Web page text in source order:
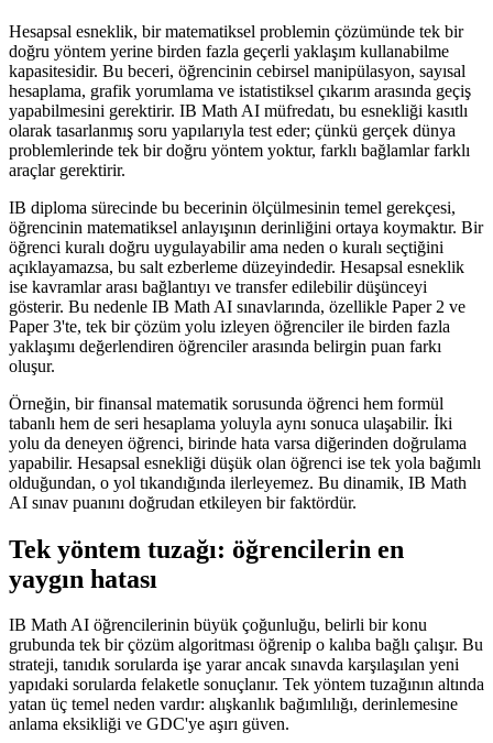
Hesapsal esneklik, bir matematiksel problemin çözümünde tek bir
doğru yöntem yerine birden fazla geçerli yaklaşım kullanabilme
kapasitesidir. Bu beceri, öğrencinin cebirsel manipülasyon, sayısal
hesaplama, grafik yorumlama ve istatistiksel çıkarım arasında geçiş
yapabilmesini gerektirir. IB Math AI müfredatı, bu esnekliği kasıtlı
olarak tasarlanmış soru yapılarıyla test eder; çünkü gerçek dünya
problemlerinde tek bir doğru yöntem yoktur, farklı bağlamlar farklı
araçlar gerektirir.
IB diploma sürecinde bu becerinin ölçülmesinin temel gerekçesi,
öğrencinin matematiksel anlayışının derinliğini ortaya koymaktır. Bir
öğrenci kuralı doğru uygulayabilir ama neden o kuralı seçtiğini
açıklayamazsa, bu salt ezberleme düzeyindedir. Hesapsal esneklik
ise kavramlar arası bağlantıyı ve transfer edilebilir düşünceyi
gösterir. Bu nedenle IB Math AI sınavlarında, özellikle Paper 2 ve
Paper 3'te, tek bir çözüm yolu izleyen öğrenciler ile birden fazla
yaklaşımı değerlendiren öğrenciler arasında belirgin puan farkı
oluşur.
Örneğin, bir finansal matematik sorusunda öğrenci hem formül
tabanlı hem de seri hesaplama yoluyla aynı sonuca ulaşabilir. İki
yolu da deneyen öğrenci, birinde hata varsa diğerinden doğrulama
yapabilir. Hesapsal esnekliği düşük olan öğrenci ise tek yola bağımlı
olduğundan, o yol tıkandığında ilerleyemez. Bu dinamik, IB Math
AI sınav puanını doğrudan etkileyen bir faktördür.
Tek yöntem tuzağı: öğrencilerin en
yaygın hatası
IB Math AI öğrencilerinin büyük çoğunluğu, belirli bir konu
grubunda tek bir çözüm algoritması öğrenip o kalıba bağlı çalışır. Bu
strateji, tanıdık sorularda işe yarar ancak sınavda karşılaşılan yeni
yapıdaki sorularda felaketle sonuçlanır. Tek yöntem tuzağının altında
yatan üç temel neden vardır: alışkanlık bağımlılığı, derinlemesine
anlama eksikliği ve GDC'ye aşırı güven.